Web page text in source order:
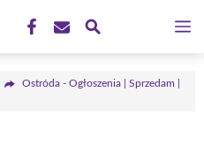
Ostróda - Ogłoszenia | Sprzedam |